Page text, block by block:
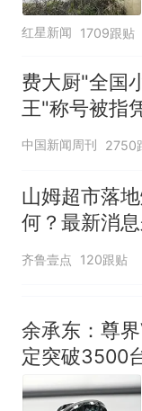
红星新闻 1709跟贴
费大厨"全国
王"称号被指
官方回应
中国新闻周刊 2750
山姆超市落
何？最新消
齐鲁壹点 120跟贴
余承东：尊
定突破3500